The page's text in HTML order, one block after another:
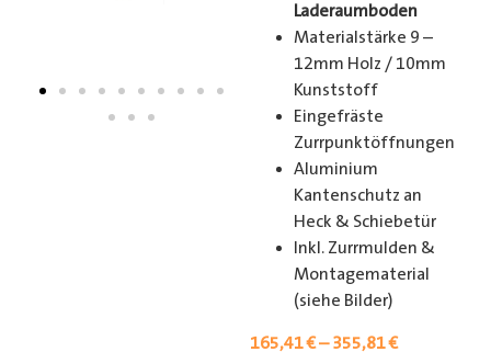
Laderaumboden
Materialstärke 9 –
12mm Holz / 10mm
Kunststoff
Eingefräste
Zurrpunktöffnungen
Aluminium
Kantenschutz an
Heck & Schiebetür
Inkl. Zurrmulden &
Montagematerial
(siehe Bilder)
165,41€–355,81€